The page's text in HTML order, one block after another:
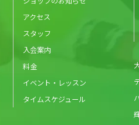
アクセス
スタッフ
入会案内
料金
イベント・レッスン
タイムスケジュール